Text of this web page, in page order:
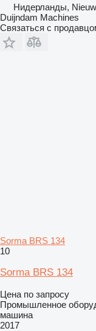
Нидерланды,
Duijndam Machines
Связаться с
Sorma BRS 134
10
Sorma BRS 134
Цена по запросу
Промышленное
машина
2017